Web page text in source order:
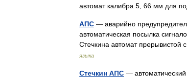
автомат калибра 5, 66 мм для
АПС — аварийно
автоматическая посылка
Стечкина автомат прерывистой
языка
Стечкин АПС —